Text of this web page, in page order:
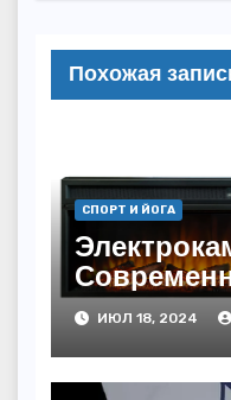
Похожая
СПОРТ И ЙОГА
для уюта
ИЮЛ 18, 2024